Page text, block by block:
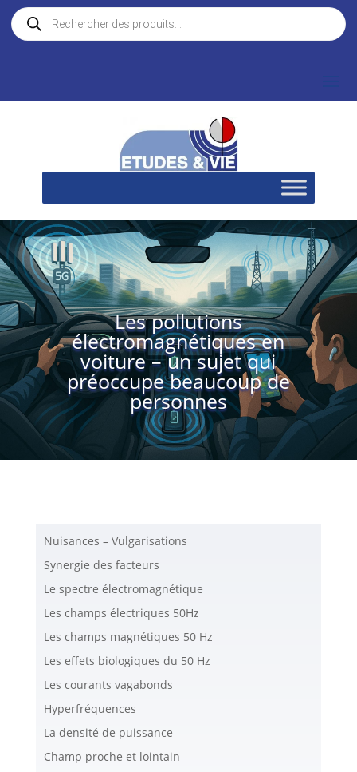
Recherche
de
produits
Les pollutions
électromagnétiques en
voiture – un sujet qui
préoccupe beaucoup de
personnes
Nuisances – Vulgarisations
Synergie des facteurs
Le spectre électromagnétique
Les champs électriques 50Hz
Les champs magnétiques 50 Hz
Les effets biologiques du 50 Hz
Les courants vagabonds
Hyperfréquences
La densité de puissance
Champ proche et lointain